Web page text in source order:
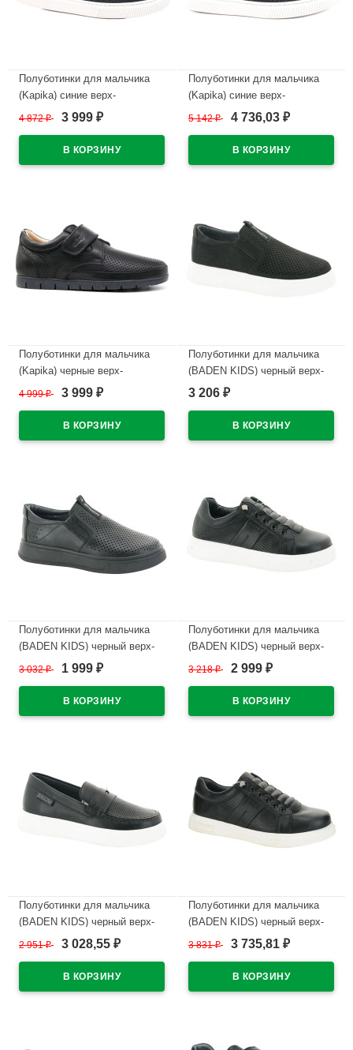
Полуботинки для мальчика
(Kapika) синие верх-
натуральная кожа/
подкладка-натуральная кожа
размер 35-37 артикул 23704T-
4 872₽ 3 999 ₽
Полуботинки для мальчика
(Kapika) синие верх-
натуральная кожа/
подкладка-натуральная кожа
размер 30-34 артикул
5 142₽ 4 736,03 ₽
Полуботинки для мальчика
(Kapika) черные верх-
натуральная кожа подкладка-
35 артикул 23955T-1
4 999₽ 3 999 ₽
Полуботинки для мальчика
(BADEN KIDS) черный верх-
натуральная кожа подкладка-
37 арт.KPZ043-013
3 206 ₽
Полуботинки для мальчика
(BADEN KIDS) черный верх-
натуральная кожа подкладка-
37 арт.KPZ043-014
3 032₽ 1 999 ₽
Полуботинки для мальчика
(BADEN KIDS) черный верх-
натуральная кожа подкладка-
37 арт.KPZ043-018
3 218₽ 2 999 ₽
Полуботинки для мальчика
(BADEN KIDS) черный верх-
натуральная кожа подкладка-
37 арт.KPZ043-034
2 951₽ 3 028,55 ₽
Полуботинки для мальчика
(BADEN KIDS) черный верх-
натуральная кожа подкладка-
40 арт.KPZ042-013
3 831₽ 3 735,81 ₽